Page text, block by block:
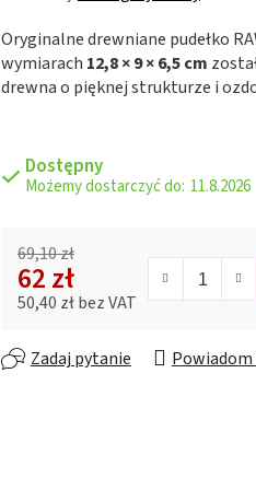
produktu
wynosi
0,0
gwiazdek.
Oryginalne drewniane pudełko
wymiarach 12,8 × 9 × 6,5 cm
drewna o pięknej strukturze i
Dostępny
11.8.2026
69,10 zł
62 zł
50,40 zł bez VAT
Zadaj pytanie